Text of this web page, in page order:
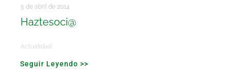
Buscar:
5 de abril de 2014
Haztesoci@
Actualidad
Seguir Leyendo >>